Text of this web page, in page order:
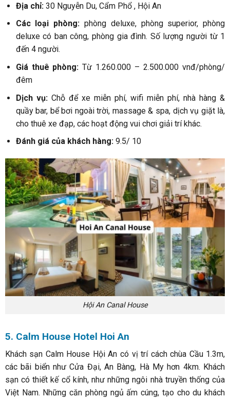
Địa chỉ:30 Nguyễn Du, Cẩm Phổ ,Hội An
Các loại phòng: phòng deluxe, phòng superior, phòng
deluxe có ban công, phòng gia đình. Số lượng người từ 1
đến 4 người.
Giá thuê phòng:Từ 1.260.000 – 2.500.000 vnđ/phòng/
đêm
Dịch vụ:Chỗ để xe miễn phí, wifi miễn phí, nhà hàng &
quầy bar, bể bơi ngoài trời, massage & spa, dịch vụ giặt là,
cho thuê xe đạp, các hoạt động vui chơi giải trí khác.
Đánh giá của khách hàng:9.5/ 10
Hội An Canal House
5. Calm House Hotel Hoi An
Khách sạn Calm House Hội An có vị trí cách chùa Cầu 1.3m,
các bãi biển như Cửa Đại, An Bàng, Hà My hơn 4km. Khách
sạn có thiết kế cổ kính, như những ngôi nhà truyền thống của
Việt Nam. Những căn phòng ngủ ấm cúng, tạo cho du khách